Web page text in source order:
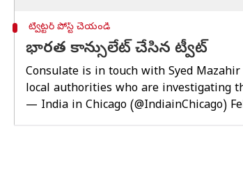
ట్విట్టర్ పోస్ట్ చేయండి
భారత కాన్సులేట్ చేసిన ట్వీట్
Consulate is in touch with Syed
local authorities who are investigating
— India in Chicago (@IndiainChicago)